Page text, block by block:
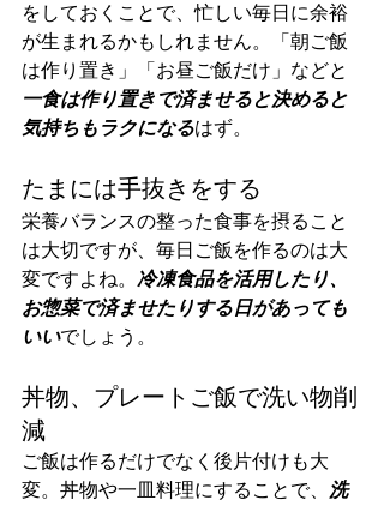
をしておくことで、忙しい毎日に余裕
が生まれるかもしれません。「朝ご飯
は作り置き」「お昼ご飯だけ」などと
一食は作り置きで済ませると決めると
気持ちもラクになるはず。
たまには手抜きをする
栄養バランスの整った食事を摂ること
は大切ですが、毎日ご飯を作るのは大
変ですよね。 冷凍食品を活用したり、
お惣菜で済ませたりする日があっても
いいでしょう。
丼物、プレートご飯で洗い物削
減
ご飯は作るだけでなく後片付けも大
変。丼物や一皿料理にすることで、 洗